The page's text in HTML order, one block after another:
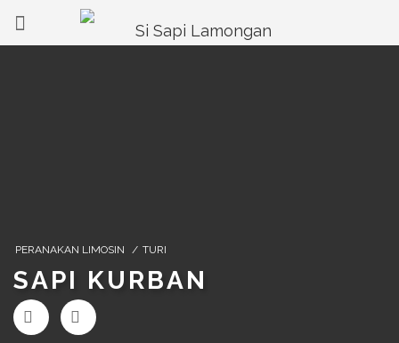
PERANAKAN LIMOSIN / TURI
SAPI KURBAN